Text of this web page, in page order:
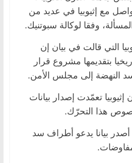
مع إثيوبيا في عديد من
وفقا لوكالة سبوتنيك.
التي قالت في بيان إن
بتقديمها مشروع قرار
النهضة إلى مجلس الأمن.
تعمّدت إصدار بيانات
هذا التحرّك.
بيانا يدعو أطراف سد